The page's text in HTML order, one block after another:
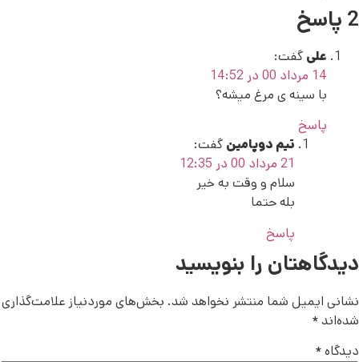
2 پاسخ
علی گفت:
14 مرداد 00 در 14:52
با سینه ی مرغ میشه؟
پاسخ
تیم دوپامین گفت:
21 مرداد 00 در 12:35
سلام و وقت به خیر
بله حتما
پاسخ
دیدگاهتان را بنویسید
نشانی ایمیل شما منتشر نخواهد شد. بخش‌های موردنیاز علامت‌گذاری
شده‌اند*
دیدگاه*